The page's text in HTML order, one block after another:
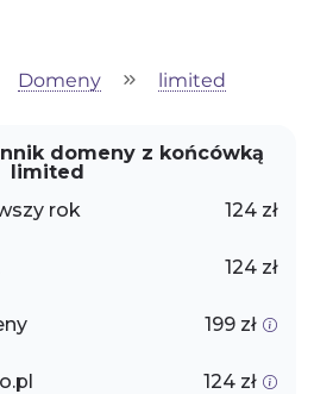
Domeny limited
domeny z końcówką
limited
rok
124 zł
124 zł
199 zł
124 zł